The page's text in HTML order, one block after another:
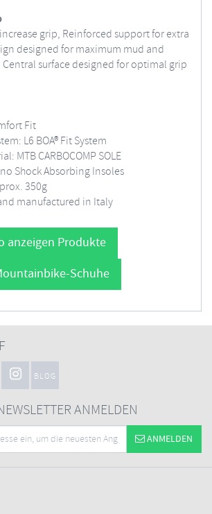
grip, Reinforced support for extra
designed for maximum mud and
Central surface designed for optimal grip
Fit
L6 BOA® Fit System
MTB CARBOCOMP SOLE
Shock Absorbing Insoles
350g
manufactured in Italy
anzeigen Produkte
Schuhe
BLOG
ANMELDEN
ANMELDEN